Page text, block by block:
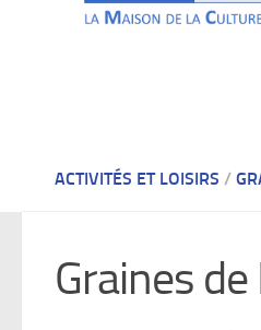
ACTIVITÉS ET LOISIRS /
Graines